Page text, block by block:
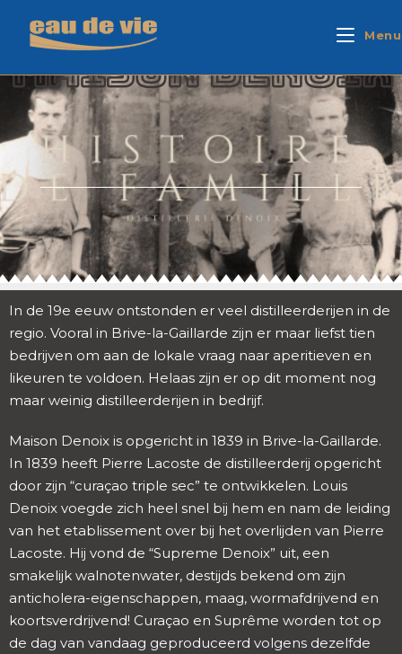
Menu
MAISON DENOIX
In de 19e eeuw ontstonden er veel distilleerderijen in de
regio. Vooral in Brive-la-Gaillarde zijn er maar liefst tien
bedrijven om aan de lokale vraag naar aperitieven en
likeuren te voldoen. Helaas zijn er op dit moment nog
maar weinig distilleerderijen in bedrijf.
Maison Denoix is opgericht in 1839 in Brive-la-Gaillarde.
In 1839 heeft Pierre Lacoste de distilleerderij opgericht
door zijn “curaçao triple sec” te ontwikkelen. Louis
Denoix voegde zich heel snel bij hem en nam de leiding
van het etablissement over bij het overlijden van Pierre
Lacoste. Hij vond de “Supreme Denoix” uit, een
smakelijk walnotenwater, destijds bekend om zijn
anticholera-eigenschappen, maag, wormafdrijvend en
koortsverdrijvend! Curaçao en Suprême worden tot op
de dag van vandaag geproduceerd volgens dezelfde